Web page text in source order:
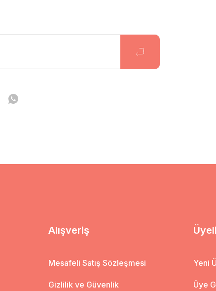
Alışveriş
Mesafeli Satış Sözleşmesi
Gizlilik ve Güvenlik
Yeni
Üye